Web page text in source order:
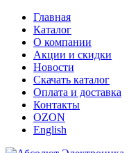
Главная
Каталог
О компании
Акции и скидки
Новости
Скачать каталог
Оплата и доставка
Контакты
OZON
English